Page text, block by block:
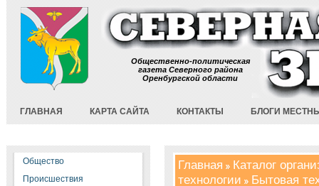
Общественно-политическая
газета Северного района
Оренбургской области
ГЛАВНАЯ КАРТА САЙТА КОНТАКТЫ БЛОГИ
Общество
Происшествия
Главная
Каталог
технологии
Бытовая